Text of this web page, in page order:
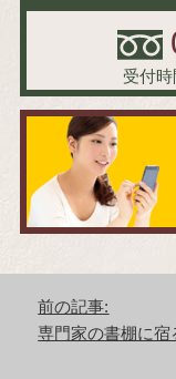
受付
前の記事:
前
専門家の書棚に宿